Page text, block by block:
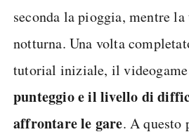
seconda la pioggia, mentre
notturna. Una volta
tutorial iniziale, il
punteggio e il livello di
affrontare le gare. A questo